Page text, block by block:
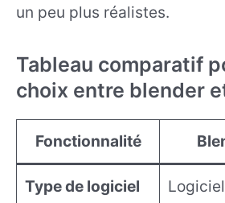
un peu plus réalistes.
Tableau comparatif
choix entre blender
Fonctionnalité
Type de logiciel